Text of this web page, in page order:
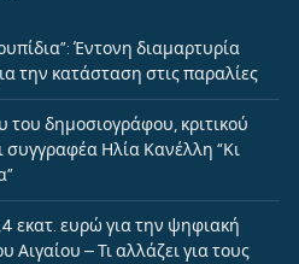
Έντονη διαμαρτυρία
την κατάσταση στις παραλίες
του δημοσιογράφου, κριτικού
συγγραφέα Ηλία Κανέλλη “Κι
εκατ. ευρώ για την ψηφιακή
Αιγαίου – Τι αλλάζει για τους